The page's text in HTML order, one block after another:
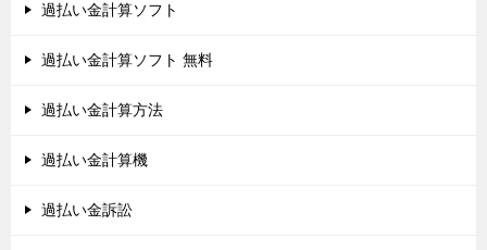
過払い金計算ソフト
過払い金計算ソフト 無料
過払い金計算方法
過払い金計算機
過払い金訴訟